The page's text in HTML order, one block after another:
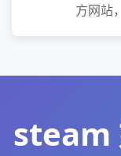
方网站
steam